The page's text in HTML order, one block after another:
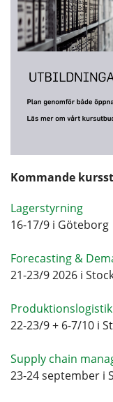
Kommande
Lagerstyrning
16-17/9 i Göteborg
Forecasting &
21-23/9 2026 i
22-23/9 + 6-7/10 i
Supply chain
23-24 september i